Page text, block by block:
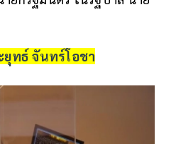
ทธ์ จันทร์โอชา